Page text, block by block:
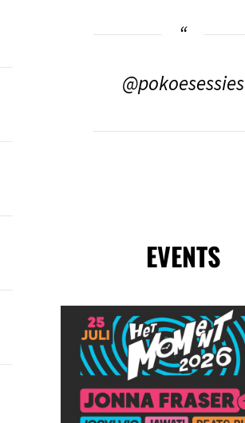
@pokoesessies
EVENTS